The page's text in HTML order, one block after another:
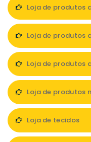
Loja de produtos
Loja de produtos
Loja de produtos
Loja de produtos
Loja de tecidos